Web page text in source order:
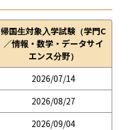
帰国生対象入学試験（学門C
／情報・数学・データサイ
エンス分野）
2026/07/14
2026/08/27
2026/09/04